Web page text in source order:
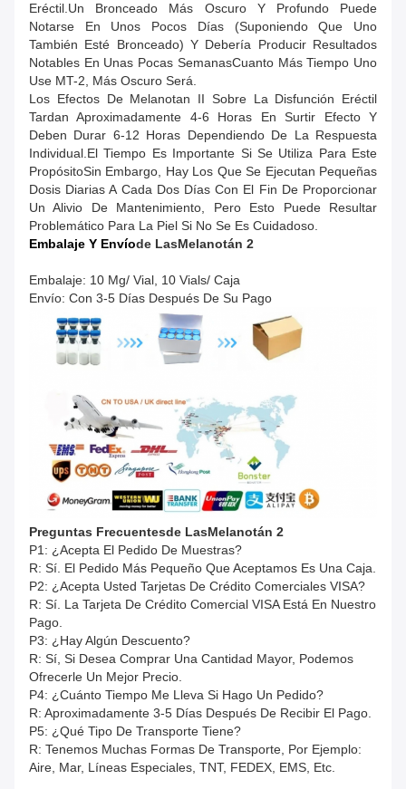
Eréctil.Un Bronceado Más Oscuro Y Profundo Puede
Notarse En Unos Pocos Días (suponiendo Que Uno
También Esté Bronceado) Y Debería Producir Resultados
Notables En Unas Pocas SemanasCuanto Más Tiempo Uno
Use MT-2, Más Oscuro Será.
Los Efectos De Melanotan II Sobre La Disfunción Eréctil
Tardan Aproximadamente 4-6 Horas En Surtir Efecto Y
Deben Durar 6-12 Horas Dependiendo De La Respuesta
Individual.El Tiempo Es Importante Si Se Utiliza Para Este
PropósitoSin Embargo, Hay Los Que Se Ejecutan Pequeñas
Dosis Diarias A Cada Dos Días Con El Fin De Proporcionar
Un Alivio De Mantenimiento, Pero Esto Puede Resultar
Problemático Para La Piel Si No Se Es Cuidadoso.
Embalaje Y EnvíoDe LasMelanotán 2
Embalaje: 10 Mg/ Vial, 10 Vials/ Caja
Envío: Con 3-5 Días Después De Su Pago
Preguntas FrecuentesDe LasMelanotán 2
P1: ¿Acepta El Pedido De Muestras?
R: Sí. El Pedido Más Pequeño Que Aceptamos Es Una Caja.
P2: ¿Acepta Usted Tarjetas De Crédito Comerciales VISA?
R: Sí. La Tarjeta De Crédito Comercial VISA Está En Nuestro
Pago.
P3: ¿Hay Algún Descuento?
R: Sí, Si Desea Comprar Una Cantidad Mayor, Podemos
Ofrecerle Un Mejor Precio.
P4: ¿Cuánto Tiempo Me Lleva Si Hago Un Pedido?
R: Aproximadamente 3-5 Días Después De Recibir El Pago.
P5: ¿Qué Tipo De Transporte Tiene?
R: Tenemos Muchas Formas De Transporte, Por Ejemplo:
Aire, Mar, Líneas Especiales, TNT, FEDEX, EMS, Etc.